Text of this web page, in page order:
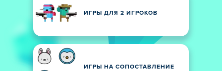
ИГРЫ ДЛЯ 2 ИГРОКОВ
ИГРЫ НА СОПОСТАВЛЕНИЕ